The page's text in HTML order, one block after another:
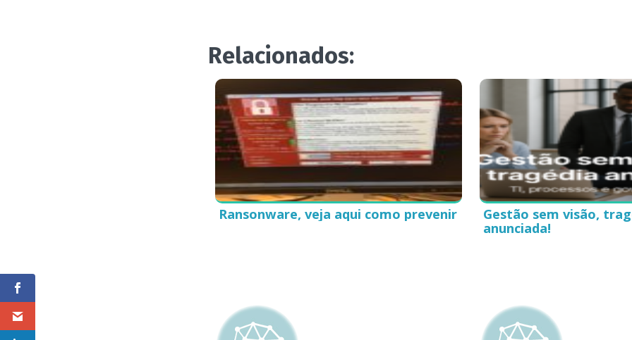
Relacionados:
Ransonware, veja aqui como prevenir
Gestão sem visão,
anunciada!